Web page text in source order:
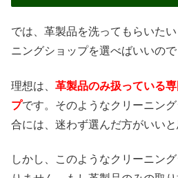
では、革製品を洗ってもらいた
ニングショップを選べばいいので
理想は、 革製品のみ扱っている
プです。そのようなクリーニン
合には、迷わず選んだ方がいいと
しかし、このようなクリーニン